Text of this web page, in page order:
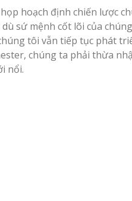
hoạch định chiến lược
sứ mệnh cốt lõi của
tôi vẫn tiếp tục phát
chúng ta phải thừa
nổi.